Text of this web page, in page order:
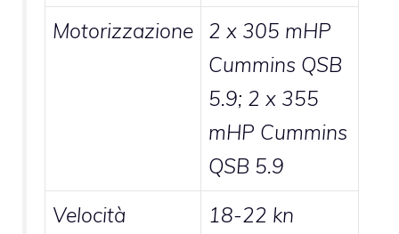
Motorizzazione
2 x 305 mHP
Cummins QSB
5.9; 2 x 355
mHP Cummins
QSB 5.9
Velocità
18-22 kn